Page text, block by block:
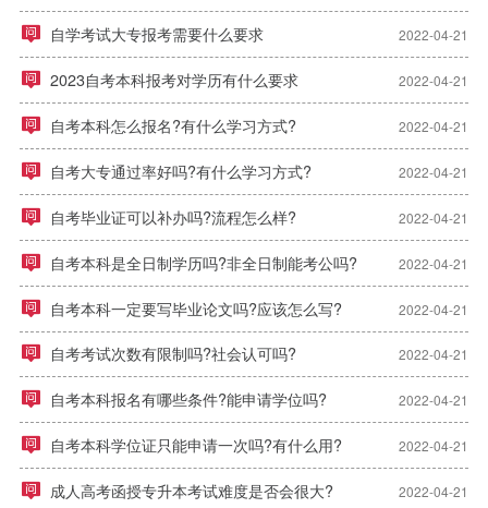
自学考试大专报考需要什么要求 2022-04-21
2023自考本科报考对学历有什么要求 2022-04-21
自考本科怎么报名?有什么学习方式? 2022-04-21
自考大专通过率好吗?有什么学习方式? 2022-04-21
自考毕业证可以补办吗?流程怎么样? 2022-04-21
自考本科是全日制学历吗?非全日制能考公吗? 2022-04-21
自考本科一定要写毕业论文吗?应该怎么写? 2022-04-21
自考考试次数有限制吗?社会认可吗? 2022-04-21
自考本科报名有哪些条件?能申请学位吗? 2022-04-21
自考本科学位证只能申请一次吗?有什么用? 2022-04-21
成人高考函授专升本考试难度是否会很大? 2022-04-21